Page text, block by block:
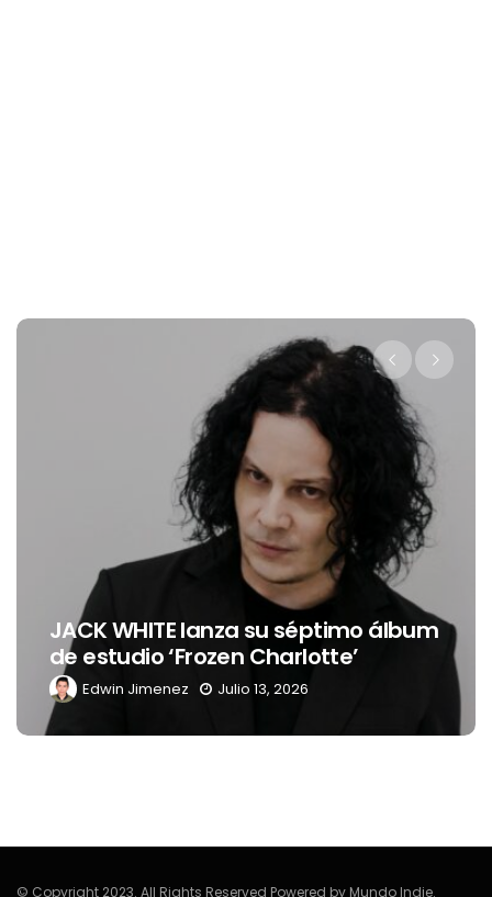
álbum
Levi’s® presenta a Belinda
nueva embajadora para
Latinoamérica
Edwin Jimenez
© Copyright 2023. All Rights Reserved Powered by Mundo Indie.